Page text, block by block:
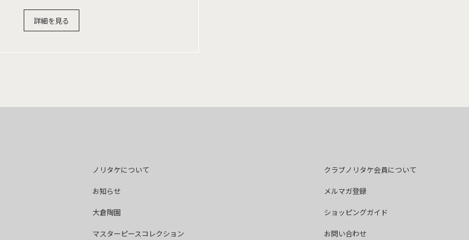
詳細を見る
ノリタケについて
お知らせ
大倉陶園
マスターピースコレクション
クラブノリタケ会員について
メルマガ登録
ショッピングガイド
お問い合わせ